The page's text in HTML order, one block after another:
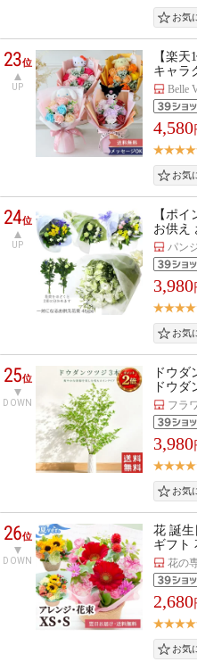
23位
UP
【楽
キャラ
Belle
4,580
24位
UP
【ポ
お供え
パン
3,980
25位
DOWN
ドウ
ドウダ
フラ
3,980
26位
DOWN
花 誕生
ギフト
花の
2,680